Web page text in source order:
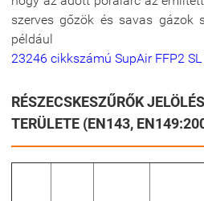
szerves gőzök és savas gázok
például
23246 cikkszámú SupAir FFP2
RÉSZECSKESZŰRŐK
TERÜLETE (EN143,